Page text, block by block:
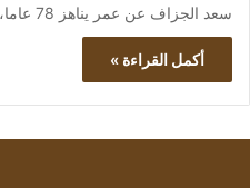
سعد الجزاف عن عمر يناهز 78 عاما، صباح أمس الخميس،…
أكمل القراءة »